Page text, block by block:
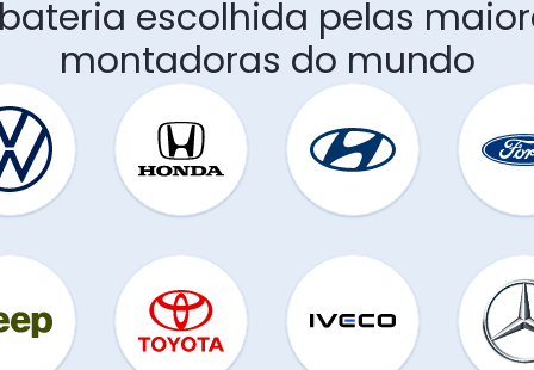
escolhida pelas
montadoras do mundo